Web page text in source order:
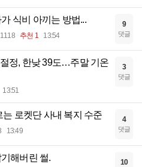
식비 아끼는 방법...
추천 1 13:54
9
댓글
정, 한낮 39도…주말 기온
13:51
3
댓글
로켓단 사내 복지 수준
13:49
4
댓글
해버린 썰. 10